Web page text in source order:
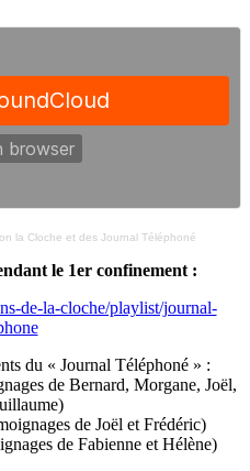
la Cloche et des Journal Téléphoné
le 1er confinement :
de-la-cloche/playlist/journal-
du « Journal Téléphoné » :
de Bernard, Morgane, Joël,
de Joël et Frédéric)
de Fabienne et Hélène)